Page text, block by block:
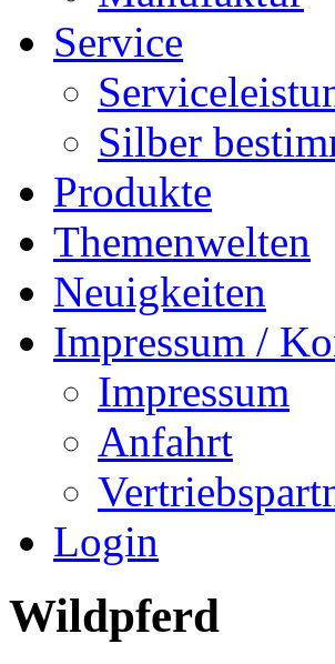
Service
Silber
Produkte
Themenwelten
Neuigkeiten
Impressum /
Impressum
Anfahrt
Login
Wildpferd